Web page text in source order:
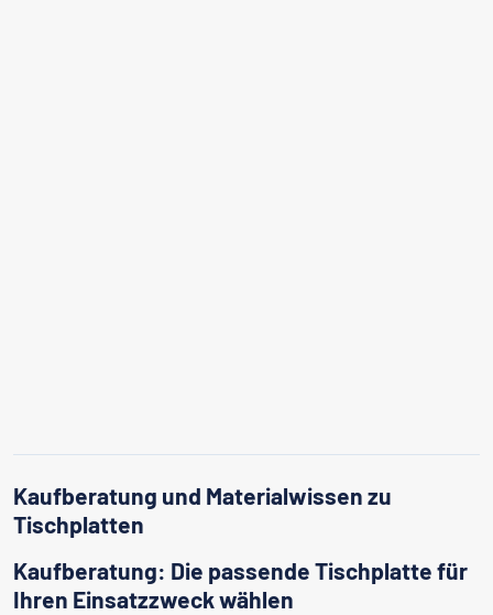
Kaufberatung und Materialwissen zu
Tischplatten
Kaufberatung: Die passende Tischplatte für
Ihren Einsatzzweck wählen